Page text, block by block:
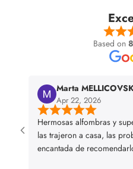
Based on
Marta
Apr 22, 2026
Hermosas alfombras y
las trajeron a casa, las
encantada de